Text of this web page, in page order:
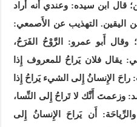
قال ابن سيده: وعندي أَنه أَراد
اليقين. التهذيب عن الأَصمعي:
وقال أَبو عمرو: الرَّوْحُ الفَرَحُ،
يقال فلان يَراحُ للمعروف إِذا
الإِنسانُ إِلى الشيء يَراحُ إِذا
وزعمتَ أَنَّك لا تَراحُ إِلى النِّسا،
أَن يَراحَ الإِنسانُ إِلى